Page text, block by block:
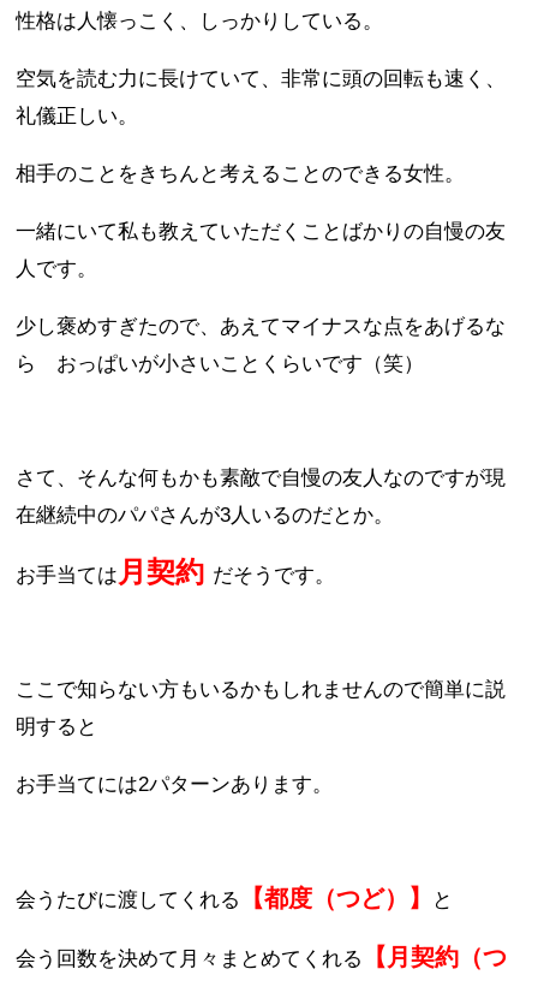
性格は人懐っこく、しっかりしている。
空気を読む力に長けていて、非常に頭の回転も速く、
礼儀正しい。
相手のことをきちんと考えることのできる女性。
一緒にいて私も教えていただくことばかりの自慢の友
人です。
少し褒めすぎたので、あえてマイナスな点をあげるな
ら おっぱいが小さいことくらいです（笑）
さて、そんな何もかも素敵で自慢の友人なのですが現
在継続中のパパさんが3人いるのだとか。
お手当ては 月契約 だそうです。
ここで知らない方もいるかもしれませんので簡単に説
明すると
お手当てには2パターンあります。
会うたびに渡してくれる 【都度（つど）】 と
会う回数を決めて月々まとめてくれる
【月契約（つ